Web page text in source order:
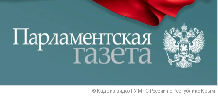
© Кадр из видео ГУ МЧС России по Республике Крым